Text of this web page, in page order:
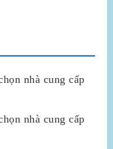
nhà cung cấp
nhà cung cấp